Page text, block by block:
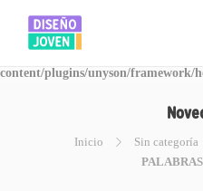
Warning: Invalid argument supplied
/www/disegnojoven.com.ar/htdocs/wp-
content/plugins/unyson/framework/
Inicio Sin categoría